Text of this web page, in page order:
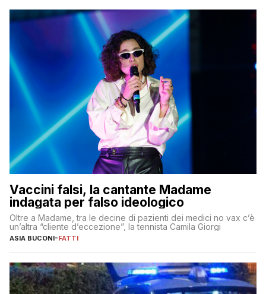
Vaccini falsi, la cantante Madame
indagata per falso ideologico
Oltre a Madame, tra le decine di pazienti dei medici no vax c’è
un’altra “cliente d’eccezione”, la tennista Camila Giorgi
ASIA BUCONI-FATTI